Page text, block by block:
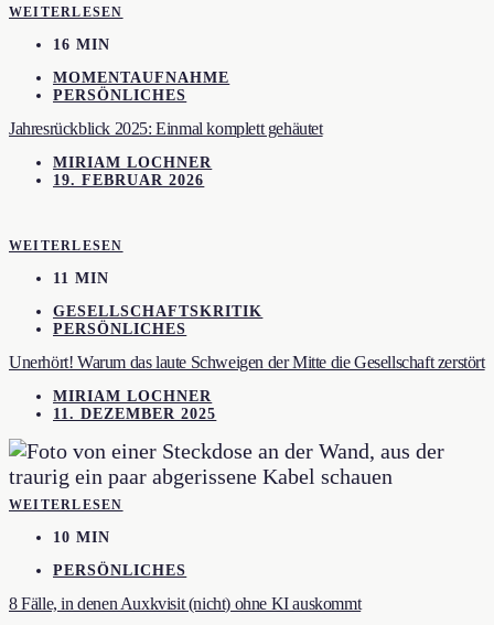
WEITERLESEN
16 MIN
MOMENTAUFNAHME
PERSÖNLICHES
Jahresrückblick 2025: Einmal komplett gehäutet
MIRIAM LOCHNER
19. FEBRUAR 2026
WEITERLESEN
11 MIN
GESELLSCHAFTSKRITIK
PERSÖNLICHES
Unerhört! Warum das laute Schweigen der Mitte die Gesellschaft zerstört
MIRIAM LOCHNER
11. DEZEMBER 2025
WEITERLESEN
10 MIN
PERSÖNLICHES
8 Fälle, in denen Auxkvisit (nicht) ohne KI auskommt